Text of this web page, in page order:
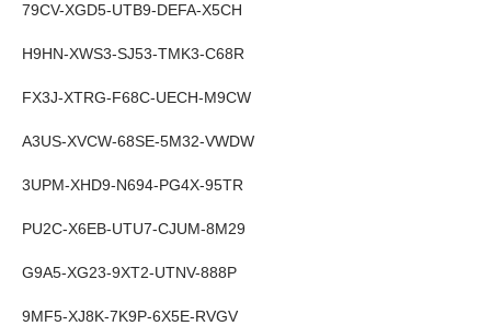
79CV-XGD5-UTB9-DEFA-X5CH
H9HN-XWS3-SJ53-TMK3-C68R
FX3J-XTRG-F68C-UECH-M9CW
A3US-XVCW-68SE-5M32-VWDW
3UPM-XHD9-N694-PG4X-95TR
PU2C-X6EB-UTU7-CJUM-8M29
G9A5-XG23-9XT2-UTNV-888P
9MF5-XJ8K-7K9P-6X5E-RVGV